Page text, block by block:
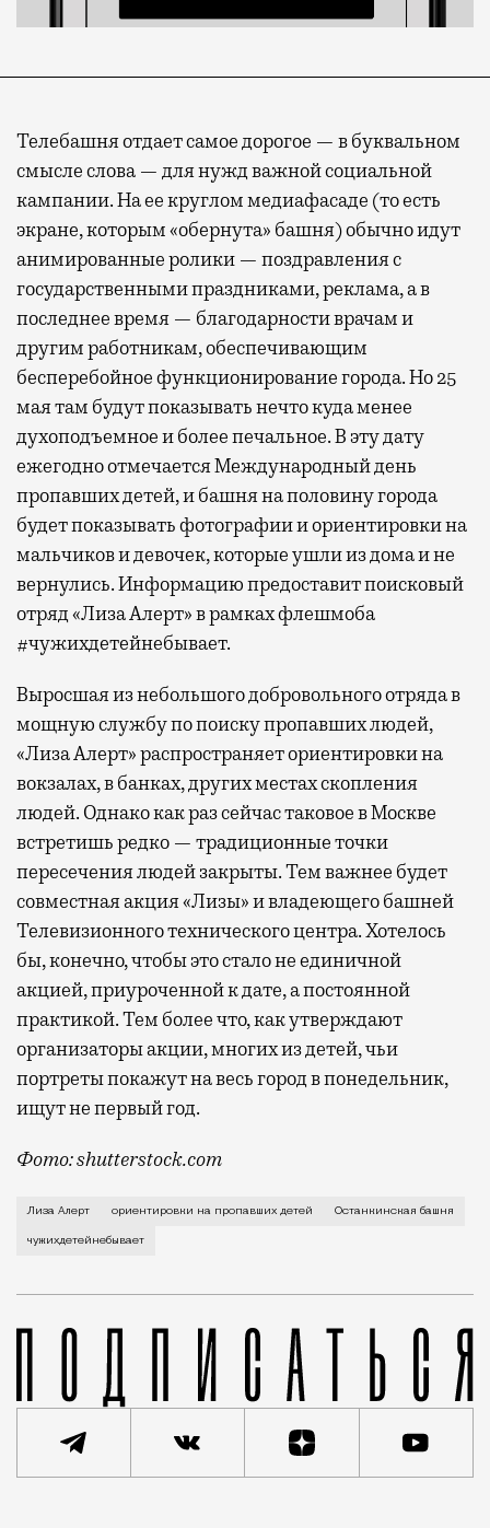
Телебашня отдает самое дорогое — в буквальном
смысле слова — для нужд важной социальной
кампании. На ее круглом медиафасаде (то есть
экране, которым «обернута» башня) обычно идут
анимированные ролики — поздравления с
государственными праздниками, реклама, а в
последнее время — благодарности врачам и
другим работникам, обеспечивающим
бесперебойное функционирование города. Но 25
мая там будут показывать нечто куда менее
духоподъемное и более печальное. В эту дату
ежегодно отмечается Международный день
пропавших детей, и башня на половину города
будет показывать фотографии и ориентировки на
мальчиков и девочек, которые ушли из дома и не
вернулись. Информацию предоставит поисковый
отряд «Лиза Алерт» в рамках флешмоба
#чужихдетейнебывает.
Выросшая из небольшого добровольного отряда в
мощную службу по поиску пропавших людей,
«Лиза Алерт» распространяет ориентировки на
вокзалах, в банках, других местах скопления
людей. Однако как раз сейчас таковое в Москве
встретишь редко — традиционные точки
пересечения людей закрыты. Тем важнее будет
совместная акция «Лизы» и владеющего башней
Телевизионного технического центра. Хотелось
бы, конечно, чтобы это стало не единичной
акцией, приуроченной к дате, а постоянной
практикой. Тем более что, как утверждают
организаторы акции, многих из детей, чьи
портреты покажут на весь город в понедельник,
ищут не первый год.
Фото: shutterstock.com
В рамках сотрудничества с поисковыми
Лиза Алерт ориентировки на пропавших детей Останкинская башня
чужихдетейнебывает